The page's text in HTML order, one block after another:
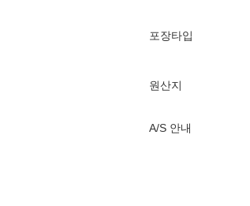
포장타입
원산지
A/S 안내